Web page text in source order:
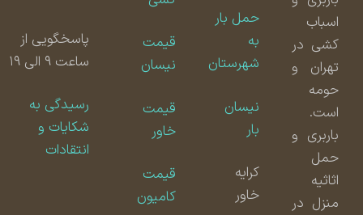
اسباب
کشی در
تهران و
حومه
است.
باربری و
حمل
اثاثیه
منزل در
حمل بار
شهرستان
نیسان
قیمت
نیسان
قیمت
قیمت
کامیون
پاسخگویی از
ساعت ۹ الی ۱۹
رسیدگی به
شکایات و
انتقادات